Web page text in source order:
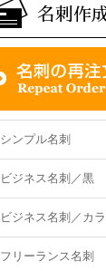
名刺作
シンプル名刺
ビジネス名刺／黒
ビジネス名刺／カ
フリーランス名刺